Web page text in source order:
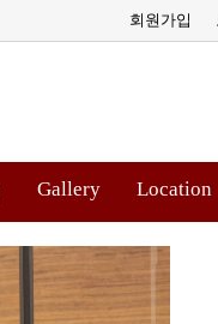
회원가입
Gallery Location